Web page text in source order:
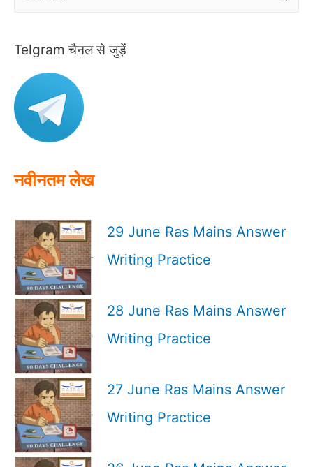
r
f
o
Telgram चैनल से जुड़ें
नवीनतम लेख
29 June Ras Mains Answer
Writing Practice
28 June Ras Mains Answer
Writing Practice
27 June Ras Mains Answer
Writing Practice